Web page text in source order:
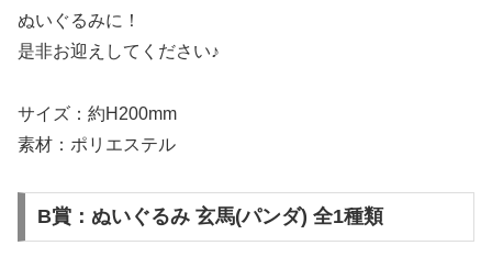
ぬいぐるみに！
是非お迎えしてください♪
サイズ：約H200mm
素材：ポリエステル
B賞：ぬいぐるみ 玄馬(パンダ) 全1種類